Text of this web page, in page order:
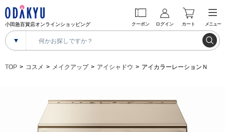
小田急百貨店オンラインショッピング クーポン ログイン カート メニュー
TOP コスメ メイクアップ アイシャドウ アイカラーレーションＮ